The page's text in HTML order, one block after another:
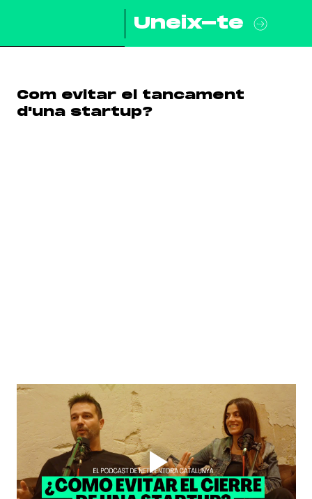
Uneix-te
Com evitar el tancament
d'una startup?